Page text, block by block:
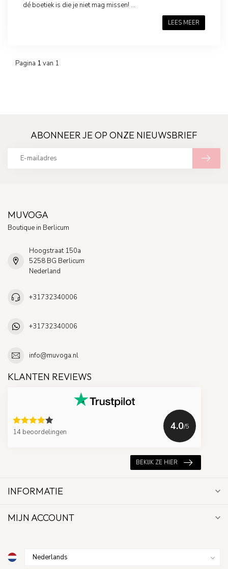
dé boetiek is die je niet mag missen! ...
LEES MEER
Pagina 1 van 1
ABONNEER JE OP ONZE NIEUWSBRIEF
MUVOGA
Boutique in Berlicum
Hoogstraat 150a
5258 BG Berlicum
Nederland
+31732340006
+31732340006
info@muvoga.nl
KLANTEN REVIEWS
14 beoordelingen 4.0/5
BEKIJK ZE HIER
INFORMATIE
MIJN ACCOUNT